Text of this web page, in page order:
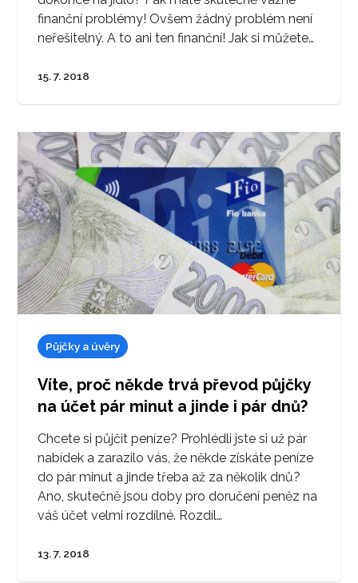
finanční problémy! Ovšem žádný problém není
neřešitelný. A to ani ten finanční! Jak si můžete…
15. 7. 2018
Půjčky a úvěry
Víte, proč někde trvá převod půjčky
na účet pár minut a jinde i pár dnů?
Chcete si půjčit peníze? Prohlédli jste si už pár
nabídek a zarazilo vás, že někde získáte peníze
do pár minut a jinde třeba až za několik dnů?
Ano, skutečně jsou doby pro doručení peněz na
váš účet velmi rozdílné. Rozdíl…
13. 7. 2018